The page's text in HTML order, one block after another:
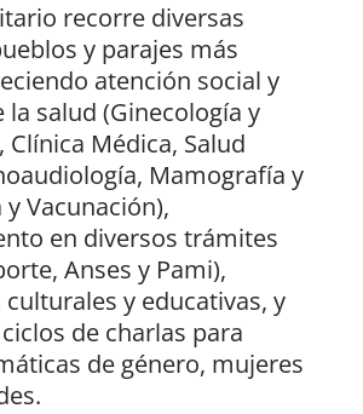
recorre diversas
y parajes más
atención social y
salud (Ginecología y
Médica, Salud
Mamografía y
Vacunación),
en diversos trámites
Anses y Pami),
y educativas, y
de charlas para
de género, mujeres